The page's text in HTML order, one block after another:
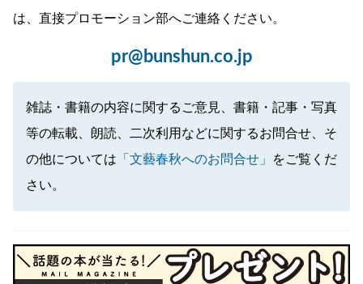
は、直接プロモーション部へご連絡ください。
pr@bunshun.co.jp
雑誌・書籍の内容に関するご意見、書籍・記事・写真
等の転載、朗読、二次利用などに関するお問合せ、そ
の他については 「文藝春秋へのお問合せ」
をご覧くだ
さい。